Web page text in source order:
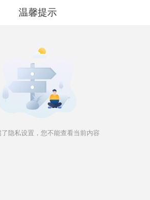
温馨提示
了隐私设置，您不能查看当前内容